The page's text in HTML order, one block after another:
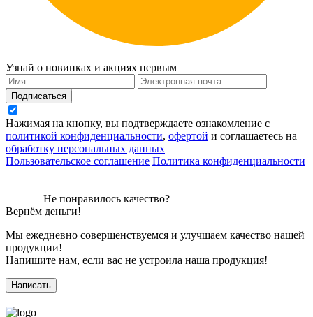
Узнай о новинках и акциях первым
Подписаться
Нажимая на кнопку, вы подтверждаете ознакомление с
политикой конфиденциальности, офертой и соглашаетесь на
обработку персональных данных
Пользовательское соглашение Политика конфиденциальности
Не понравилось качество?
Вернём деньги!
Мы ежедневно совершенствуемся и улучшаем качество нашей
продукции!
Напишите нам, если вас не устроила наша продукция!
Написать